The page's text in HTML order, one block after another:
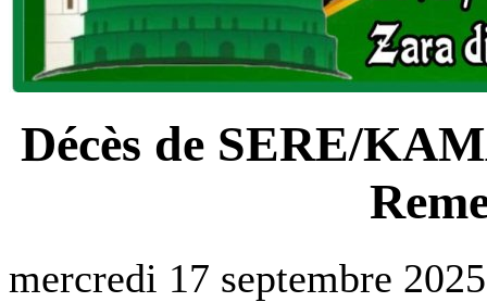
Décès de SERE/
mercredi 17 septembre